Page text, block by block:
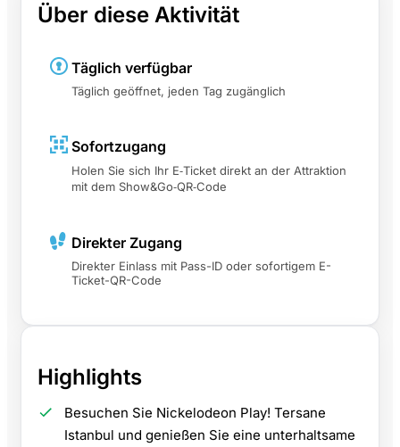
Über diese Aktivität
Täglich verfügbar
Täglich geöffnet, jeden Tag zugänglich
Sofortzugang
Holen Sie sich Ihr E‑Ticket direkt an der Attraktion
mit dem Show&Go‑QR‑Code
Direkter Zugang
Direkter Einlass mit Pass-ID oder sofortigem E-
Ticket-QR-Code
Highlights
Besuchen Sie Nickelodeon Play! Tersane
Istanbul und genießen Sie eine unterhaltsame